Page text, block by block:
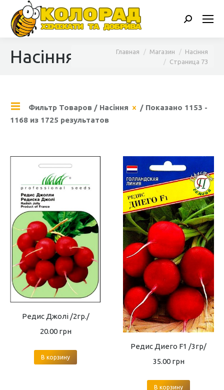
Поиск:
Насіння Главная Магазин
Насіння
Страница 73
Фильтр Товаров / Насіння
/ Показано 1153 -
1168 из 1725 результатов
Редис Джолі /2гр./
20.00 грн
В корзину
Редис Диего F1 /3гр/
35.00 грн
В корзину